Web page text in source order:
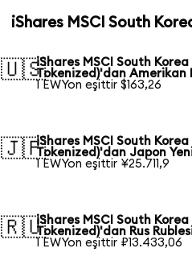
iShares MSCI South
🇺🇸iShares MSCI South Korea
Tokenized)'dan Amerikan
1 EWYon eşittir $163,26
🇯🇵iShares MSCI South Korea
Tokenized)'dan Japon
1 EWYon eşittir ¥25.711,9
🇷🇺iShares MSCI South Korea
Tokenized)'dan Rus
1 EWYon eşittir ₽13.433,06